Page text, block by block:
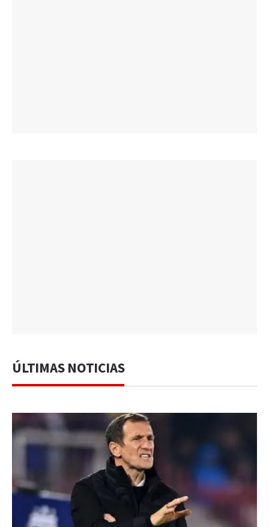
ÚLTIMAS NOTICIAS